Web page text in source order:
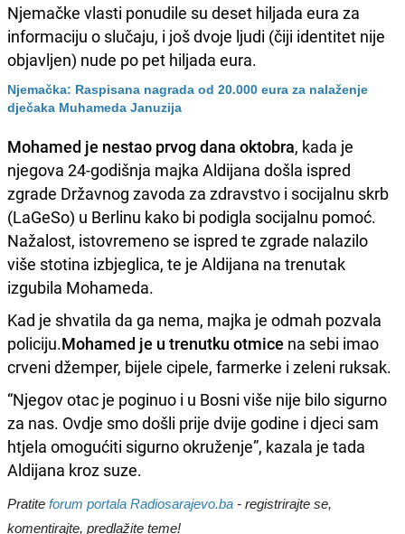
Njemačke vlasti ponudile su deset hiljada eura za
informaciju o slučaju, i još dvoje ljudi (čiji identitet nije
objavljen) nude po pet hiljada eura.
Njemačka: Raspisana nagrada od 20.000 eura za nalaženje
dječaka Muhameda Januzija
Mohamed je nestao prvog dana oktobra, kada je
njegova 24-godišnja majka Aldijana došla ispred
zgrade Državnog zavoda za zdravstvo i socijalnu skrb
(LaGeSo) u Berlinu kako bi podigla socijalnu pomoć.
Nažalost, istovremeno se ispred te zgrade nalazilo
više stotina izbjeglica, te je Aldijana na trenutak
izgubila Mohameda.
Kad je shvatila da ga nema, majka je odmah pozvala
policiju.Mohamed je u trenutku otmice na sebi imao
crveni džemper, bijele cipele, farmerke i zeleni ruksak.
“Njegov otac je poginuo i u Bosni više nije bilo sigurno
za nas. Ovdje smo došli prije dvije godine i djeci sam
htjela omogućiti sigurno okruženje”, kazala je tada
Aldijana kroz suze.
Pratite forum portala Radiosarajevo.ba - registrirajte se,
komentirajte, predlažite teme!